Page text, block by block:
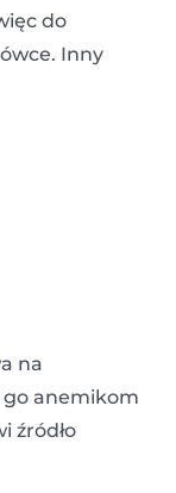
do
Inny
na
go anemikom
źródło